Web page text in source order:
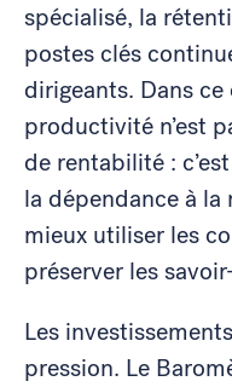
spécialisé, la
postes clés
dirigeants. Dans
productivité n’est
de rentabilité :
la dépendance à
mieux utiliser les
préserver les
Les
pression. Le